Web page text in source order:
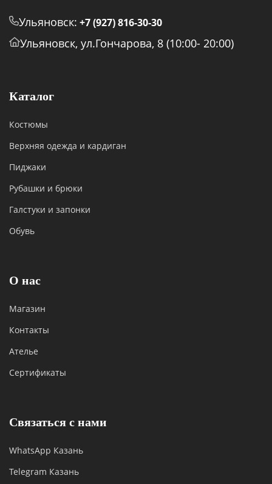
Ульяновск: +7 (927) 816-30-30
Ульяновск, ул.Гончарова, 8 (10:00- 20:00)
Каталог
Костюмы
Верхняя одежда и кардиган
Пиджаки
Рубашки и брюки
Галстуки и запонки
Обувь
О нас
Магазин
Контакты
Ателье
Сертификаты
Связаться с нами
WhatsApp Казань
Telegram Казань